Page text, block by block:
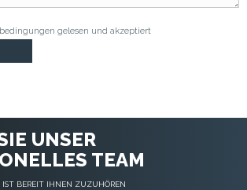
gelesen und akzeptiert
UNSER
TEAM
IST BEREIT IHNEN ZUZUHÖREN